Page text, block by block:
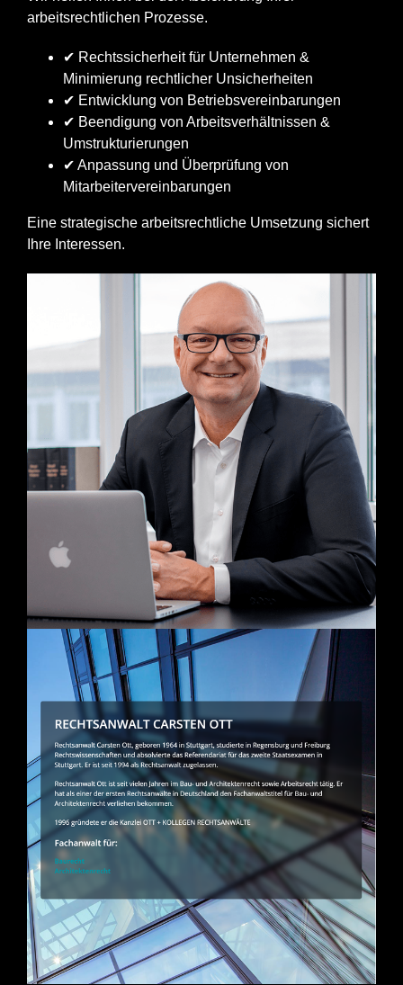
arbeitsrechtlichen Prozesse.
✔ Rechtssicherheit für Unternehmen &
Minimierung rechtlicher Unsicherheiten
✔ Entwicklung von Betriebsvereinbarungen
✔ Beendigung von Arbeitsverhältnissen &
Umstrukturierungen
✔ Anpassung und Überprüfung von
Mitarbeitervereinbarungen
Eine strategische arbeitsrechtliche Umsetzung sichert
Ihre Interessen.